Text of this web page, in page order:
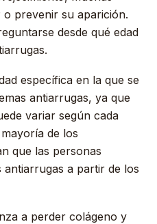
prevenir su aparición.
desde qué edad
específica en la que se
antiarrugas, ya que
variar según cada
de los
que las personas
a partir de los
a perder colágeno y